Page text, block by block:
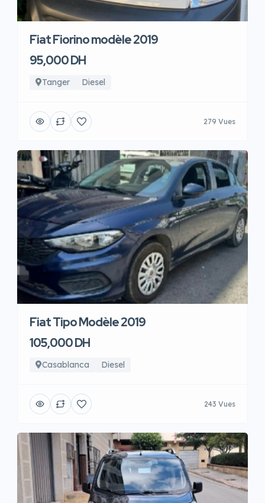
Fiat Fiorino modèle 2019
95,000 DH
Tanger Diesel
279 Vues
Fiat Tipo Modèle 2019
105,000 DH
Casablanca Diesel
243 Vues